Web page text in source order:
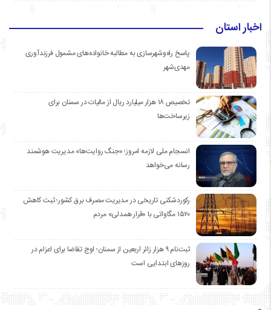
اخبار استان
پاسخ راه‌وشهرسازی به مطالبه خانواده‌های مشمول فرزندآوری
مهدی‌شهر
تخصیص ۱۸ هزار میلیارد ریال از مالیات در سمنان برای
زیرساخت‌ها
انسجام ملی لازمه امروز؛ «جنگ روایت‌ها» مدیریت هوشمند
رسانه می‌خواهد
رکوردشکنی تاریخی در مدیریت مصرف برق کشور؛ ثبت کاهش
۱۵۲۰ مگاواتی با «قرار همدلی» مردم
ثبت‌نام ۹ هزار زائر اربعین از سمنان؛ اوج تقاضا برای اعزام در
روزهای ابتدایی است